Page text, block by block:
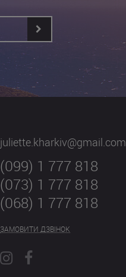
juliette.kharkiv@gmail.com
(099) 1 777 818
(073) 1 777 818
(068) 1 777 818
ЗАМОВИТИ ДЗВІНОК